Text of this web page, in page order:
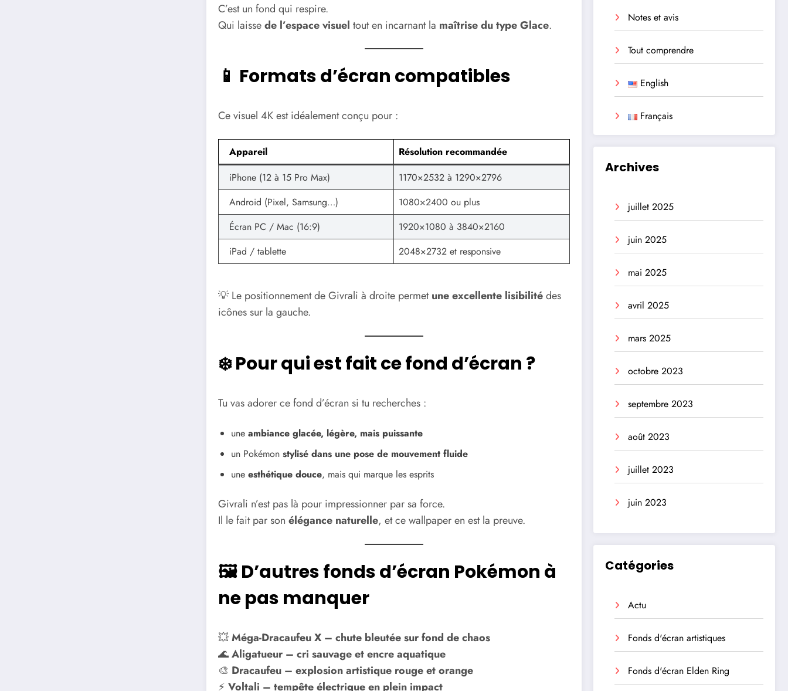
C’est un fond qui respire.
Qui laissede l’espace visuel tout en incarnant la maîtrise du type Glace.
📱 Formats d’écran compatibles
Ce visuel 4K est idéalement conçu pour :
Appareil
Résolution recommandée
iPhone (12 à 15 Pro Max)
1170×2532 à 1290×2796
Android (Pixel, Samsung…)
1080×2400 ou plus
Écran PC / Mac (16:9)
1920×1080 à 3840×2160
iPad / tablette
2048×2732 et responsive
💡 Le positionnement de Givrali à droite permetune excellente lisibilitédes
icônes sur la gauche.
❄️ Pour qui est fait ce fond d’écran ?
Tu vas adorer ce fond d’écran si tu recherches :
une ambiance glacée, légère, mais puissante
un Pokémon stylisé dans une pose de mouvement fluide
une esthétique douce, mais qui marque les esprits
Givrali n’est pas là pour impressionner par sa force.
Il le fait par son élégance naturelle, et ce wallpaper en est la preuve.
🖼️ D’autres fonds d’écran Pokémon à
ne pas manquer
💥Méga-Dracaufeu X – chute bleutée sur fond de chaos
🌊Aligatueur – cri sauvage et encre aquatique
🎨 Dracaufeu – explosion artistique rouge et orange
⚡ Voltali – tempête électrique en plein impact
Notes et avis
Tout comprendre
English
Français
Archives
juillet 2025
juin 2025
mai 2025
avril 2025
mars 2025
octobre 2023
septembre 2023
août 2023
juillet 2023
juin 2023
Catégories
Actu
Fonds d'écran artistiques
Fonds d'écran Elden Ring